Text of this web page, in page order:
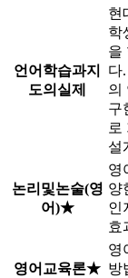
언어학습과지
도의실제
현
학
을
다
의
구
로
설
논리및논술(영
어)★
영
양
인
효
영어교육론★
영
방